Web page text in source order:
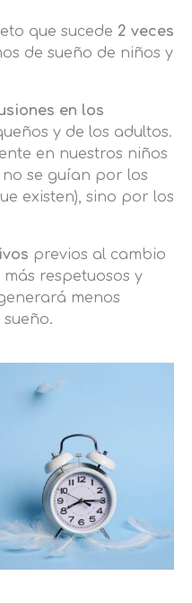
que sucede 2 veces
de sueño de niños y
en los
y de los adultos.
en nuestros niños
se guían por los
existen), sino por los
previos al cambio
respetuosos y
menos